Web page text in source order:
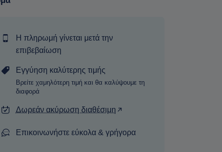
Η πληρωμή γίνεται μετά την
επιβεβαίωση
Εγγύηση καλύτερης τιμής
Βρείτε χαμηλότερη τιμή και θα καλύψουμε τη
διαφορά
Δωρεάν ακύρωση διαθέσιμη
Επικοινωνήστε εύκολα & γρήγορα